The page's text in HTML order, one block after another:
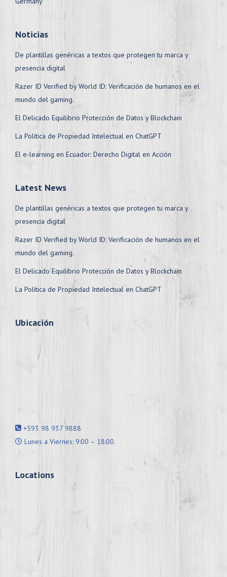
Noticias
De plantillas genéricas a textos que protegen tu marca y
presencia digital
Razer ID Verified by World ID: Verificación de humanos en el
mundo del gaming.
El Delicado Equilibrio Protección de Datos y Blockchain
La Política de Propiedad Intelectual en ChatGPT
El e-learning en Ecuador: Derecho Digital en Acción
Latest News
De plantillas genéricas a textos que protegen tu marca y
presencia digital
Razer ID Verified by World ID: Verificación de humanos en el
mundo del gaming.
El Delicado Equilibrio Protección de Datos y Blockchain
La Política de Propiedad Intelectual en ChatGPT
Ubicación
+593 98 937 9888
Lunes a Viernes: 9:00 – 18:00.
Locations